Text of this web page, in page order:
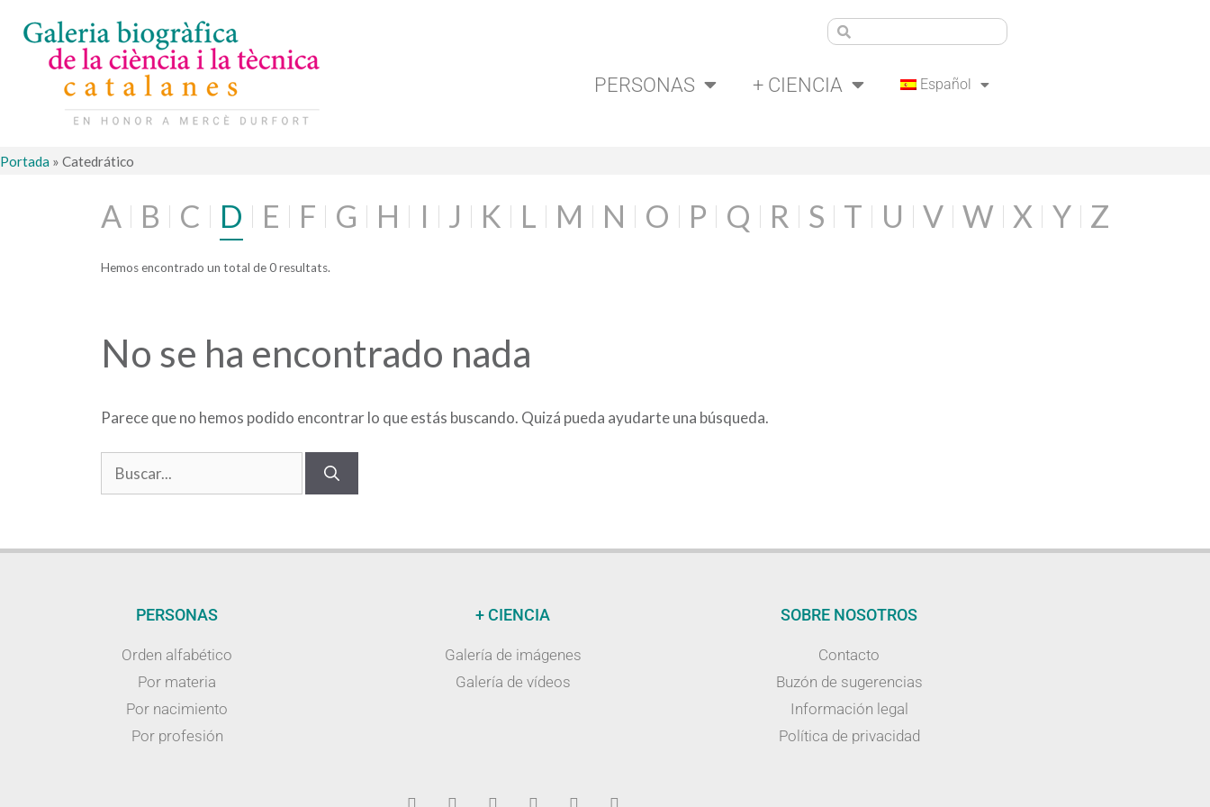
PERSONAS + CIENCIA Español
Portada » Catedrático
A B C D E F G H I J K L M N O P Q R S T U V W X Y Z
Hemos encontrado un total de 0 resultats.
No se ha encontrado nada
Parece que no hemos podido encontrar lo que estás buscando. Quizá pueda ayudarte una búsqueda.
PERSONAS
Orden alfabético
Por materia
Por nacimiento
Por profesión
+ CIENCIA
Galería de imágenes
Galería de vídeos
SOBRE NOSOTROS
Contacto
Buzón de sugerencias
Información legal
Política de privacidad